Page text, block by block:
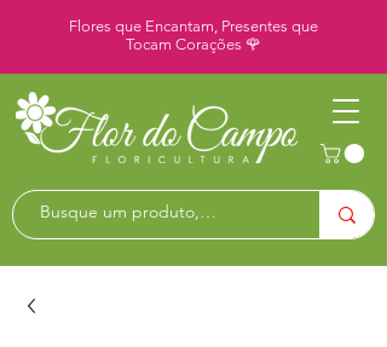
Flores que Encantam, Presentes que
Tocam Corações 🌹